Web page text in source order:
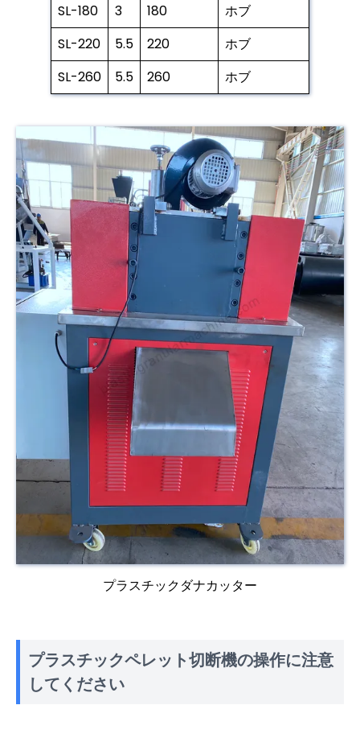
SL-180
3 180
ホブ
SL-220
5.5 220
ホブ
SL-260
5.5 260 ホブ
プラスチックダナカッター
プラスチックペレット切断機の操作に注意
してください